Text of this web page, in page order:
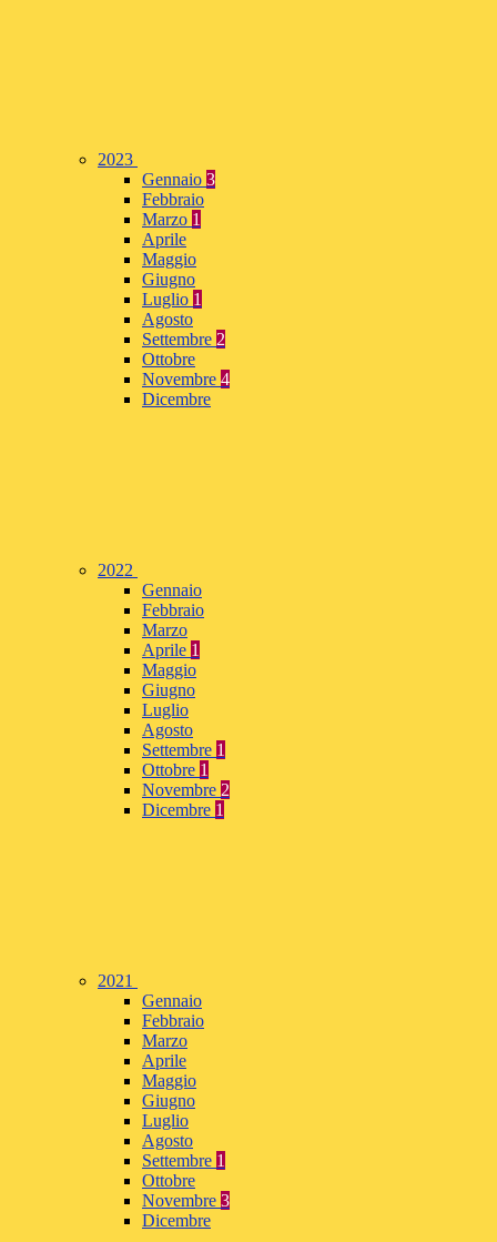
2023
Gennaio 3
Febbraio
Marzo 1
Aprile
Maggio
Giugno
Luglio 1
Agosto
Settembre 2
Ottobre
Novembre 4
Dicembre
2022
Gennaio
Febbraio
Marzo
Aprile 1
Maggio
Giugno
Luglio
Agosto
Settembre 1
Ottobre 1
Novembre 2
Dicembre 1
2021
Gennaio
Febbraio
Marzo
Aprile
Maggio
Giugno
Luglio
Agosto
Settembre 1
Ottobre
Novembre 3
Dicembre